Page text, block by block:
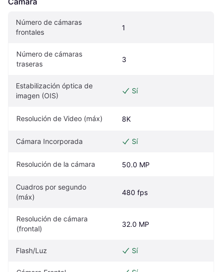
Número de cámaras
frontales
1
Número de cámaras
traseras
3
Estabilización óptica de
imagen (OIS)
Sí
Resolución de Video (máx) 8K
Cámara Incorporada Sí
Resolución de la cámara 50.0 MP
Cuadros por segundo
(máx)
480 fps
Resolución de cámara
(frontal)
32.0 MP
Flash/Luz Sí